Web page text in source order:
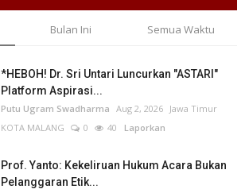
Bulan Ini Semua Waktu
*HEBOH! Dr. Sri Untari Luncurkan "ASTARI"
Platform Aspirasi...
Putu Ugram Swadharma Aug 2, 2026 Jawa Timur
KOTA MALANG
0 40 Laporkan
Prof. Yanto: Kekeliruan Hukum Acara Bukan
Pelanggaran Etik...